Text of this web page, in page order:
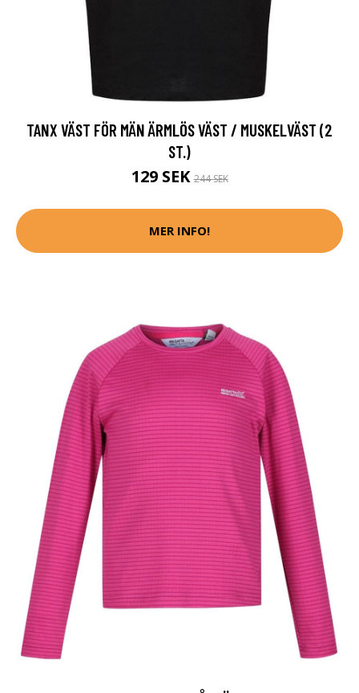
TANX VÄST FÖR MÄN ÄRMLÖS VÄST / MUSKELVÄST (2
ST.)
129 SEK244 SEK
MER INFO!